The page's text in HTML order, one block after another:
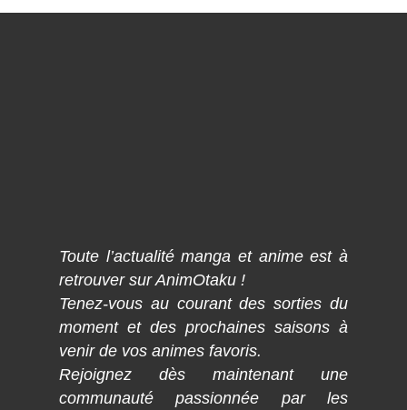
Toute l’actualité manga et anime est à
retrouver sur AnimOtaku !
Tenez-vous au courant des sorties du
moment et des prochaines saisons à
venir de vos animes favoris.
Rejoignez dès maintenant une
communauté passionnée par les